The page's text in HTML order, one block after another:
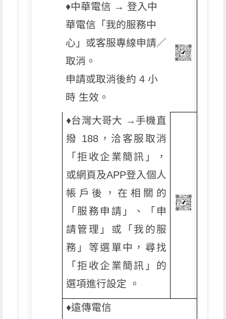
♦️中華電信 → 登入中
華電信「我的服務中
心」或客服專線申請／
取消。
申請或取消後約 4 小
時 生效。
♦️台灣大哥大 →手機直
撥 188，洽客服取消
「拒收企業簡訊」，
或網頁及APP登入個人
帳戶後，在相關的
「服務申請」、「申
請管理」或「我的服
務」等選單中，尋找
「拒收企業簡訊」的
選項進行設定 。
♦️遠傳電信